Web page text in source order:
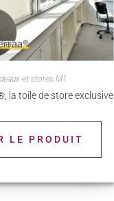
et stores M1
la toile de store exclusive
LE PRODUIT